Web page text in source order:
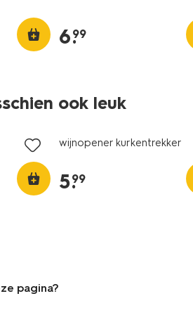
6.
99
ook leuk
wijnopener kurkentrekker
5.
99
pagina?